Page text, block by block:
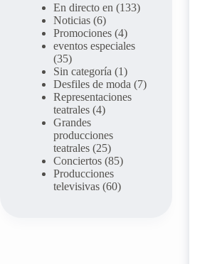
En directo en (133)
Noticias (6)
Promociones (4)
eventos especiales
(35)
Sin categoría (1)
Desfiles de moda (7)
Representaciones
teatrales (4)
Grandes
producciones
teatrales (25)
Conciertos (85)
Producciones
televisivas (60)